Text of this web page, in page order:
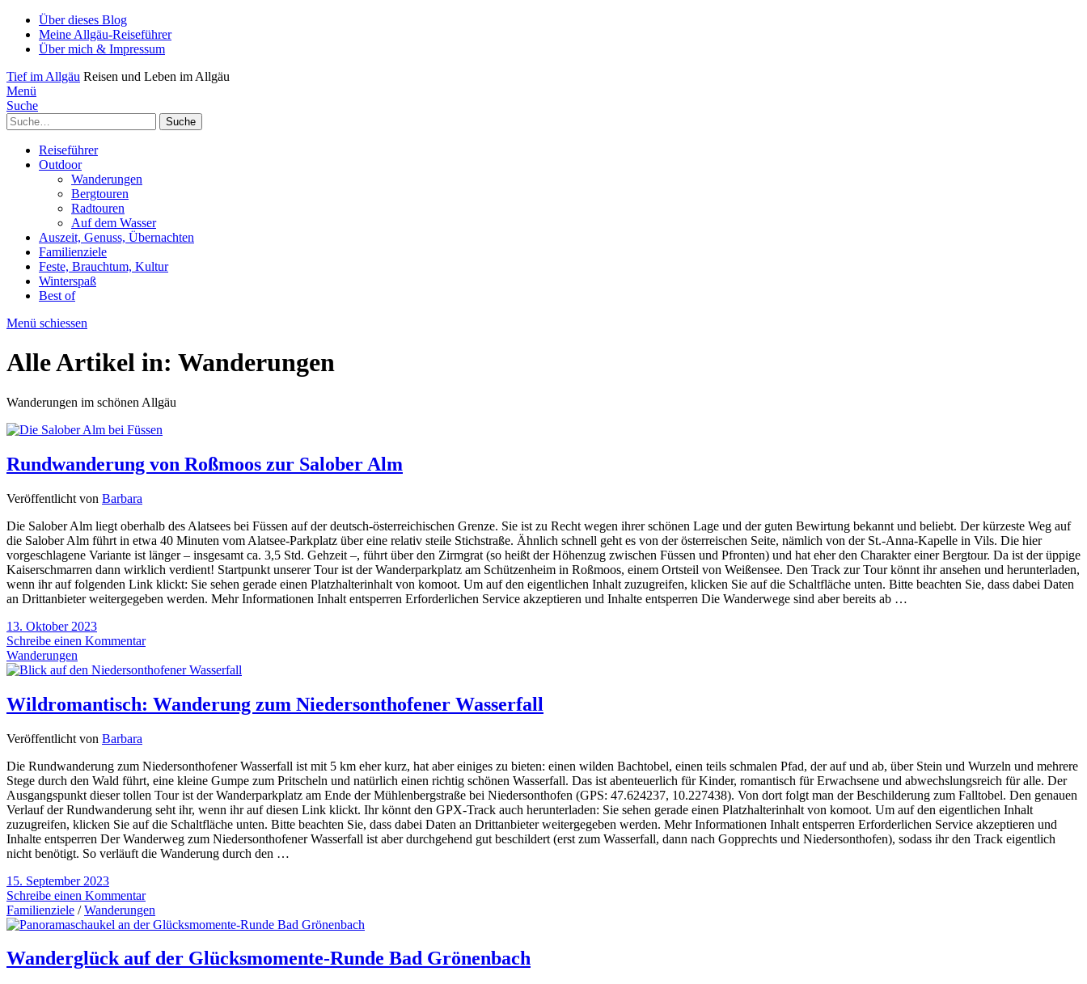
Über dieses Blog
Meine Allgäu-Reiseführer
Über mich & Impressum
Tief im Allgäu Reisen und Leben im Allgäu
Menü
Suche
Suche
Reiseführer
Outdoor
Wanderungen
Bergtouren
Radtouren
Auf dem Wasser
Auszeit, Genuss, Übernachten
Familienziele
Feste, Brauchtum, Kultur
Winterspaß
Best of
Menü schiessen
Alle Artikel in: Wanderungen
Wanderungen im schönen Allgäu
Rundwanderung von Roßmoos zur Salober Alm
Veröffentlicht von Barbara
Die Salober Alm liegt oberhalb des Alatsees bei Füssen auf der deutsch-österreichischen Grenze. Sie ist zu Recht wegen ihrer schönen Lage und der guten Bewirtung bekannt und beliebt. Der kürzeste Weg auf
die Salober Alm führt in etwa 40 Minuten vom Alatsee-Parkplatz über eine relativ steile Stichstraße. Ähnlich schnell geht es von der österreischen Seite, nämlich von der St.-Anna-Kapelle in Vils. Die hier
vorgeschlagene Variante ist länger – insgesamt ca. 3,5 Std. Gehzeit –, führt über den Zirmgrat (so heißt der Höhenzug zwischen Füssen und Pfronten) und hat eher den Charakter einer Bergtour. Da ist der üppige
Kaiserschmarren dann wirklich verdient! Startpunkt unserer Tour ist der Wanderparkplatz am Schützenheim in Roßmoos, einem Ortsteil von Weißensee. Den Track zur Tour könnt ihr ansehen und herunterladen,
wenn ihr auf folgenden Link klickt: Sie sehen gerade einen Platzhalterinhalt von komoot. Um auf den eigentlichen Inhalt zuzugreifen, klicken Sie auf die Schaltfläche unten. Bitte beachten Sie, dass dabei Daten
an Drittanbieter weitergegeben werden. Mehr Informationen Inhalt entsperren Erforderlichen Service akzeptieren und Inhalte entsperren Die Wanderwege sind aber bereits ab …
13. Oktober 2023
Schreibe einen Kommentar
Wanderungen
Wildromantisch: Wanderung zum Niedersonthofener Wasserfall
Veröffentlicht von Barbara
Die Rundwanderung zum Niedersonthofener Wasserfall ist mit 5 km eher kurz, hat aber einiges zu bieten: einen wilden Bachtobel, einen teils schmalen Pfad, der auf und ab, über Stein und Wurzeln und mehrere
Stege durch den Wald führt, eine kleine Gumpe zum Pritscheln und natürlich einen richtig schönen Wasserfall. Das ist abenteuerlich für Kinder, romantisch für Erwachsene und abwechslungsreich für alle. Der
Ausgangspunkt dieser tollen Tour ist der Wanderparkplatz am Ende der Mühlenbergstraße bei Niedersonthofen (GPS: 47.624237, 10.227438). Von dort folgt man der Beschilderung zum Falltobel. Den genauen
Verlauf der Rundwanderung seht ihr, wenn ihr auf diesen Link klickt. Ihr könnt den GPX-Track auch herunterladen: Sie sehen gerade einen Platzhalterinhalt von komoot. Um auf den eigentlichen Inhalt
zuzugreifen, klicken Sie auf die Schaltfläche unten. Bitte beachten Sie, dass dabei Daten an Drittanbieter weitergegeben werden. Mehr Informationen Inhalt entsperren Erforderlichen Service akzeptieren und
Inhalte entsperren Der Wanderweg zum Niedersonthofener Wasserfall ist aber durchgehend gut beschildert (erst zum Wasserfall, dann nach Gopprechts und Niedersonthofen), sodass ihr den Track eigentlich
nicht benötigt. So verläuft die Wanderung durch den …
15. September 2023
Schreibe einen Kommentar
Familienziele /Wanderungen
Wanderglück auf der Glücksmomente-Runde Bad Grönenbach